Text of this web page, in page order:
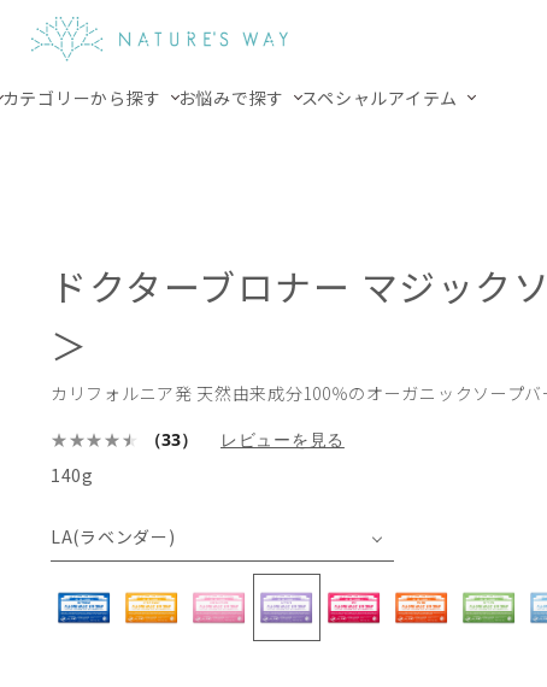
カテゴリーから探す お悩みで探す スペシャルアイテム
ドクターブロナー マジック
＞
カリフォルニア発 天然由来成分100％のオーガニックソープバ
（33） レビューを見る
140g
PE(ペパーミント)
LA(ラベンダー)